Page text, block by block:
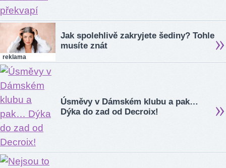
reklama
Jak spolehlivě zakryjete šediny? Tohle
musíte znát
Úsměvy v Dámském klubu a pak…
Dýka do zad od Decroix!